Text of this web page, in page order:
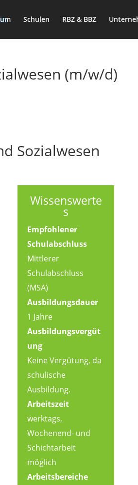
Schulen RBZ & BBZ
(m/w/d)
Sozialwesen
Wissenswerte
s
Empfohlener
Schulabschluss
Mittlerer
Schulabschluss
(MSA)
Ausbildungsdauer
1 Jahre
Ausbildungsvergüt
ung
Keine Vergütung, da
schulische
Ausbildung.
Arbeitszeit
werktags,
Wochenend- und
Schichtarbeit
möglich
Arbeitsbereiche